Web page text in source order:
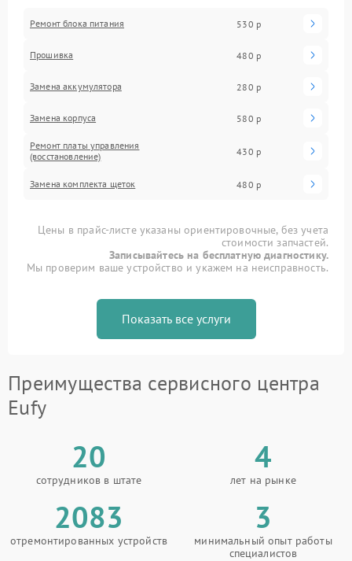
Ремонт блока питания 530 р
Прошивка 480 р
Замена аккумулятора 280 р
Замена корпуса 580 р
Ремонт платы управления
(восстановление)
430 р
Замена комплекта щеток 480 р
Цены в прайс-листе указаны ориентировочные, без учета
стоимости запчастей.
Записывайтесь на бесплатную диагностику.
Мы проверим ваше устройство и укажем на неисправность.
Показать все услуги
Преимущества сервисного центра
Eufy
20
сотрудников в штате
4
лет на рынке
2083
отремонтированных устройств
3
минимальный опыт работы
специалистов